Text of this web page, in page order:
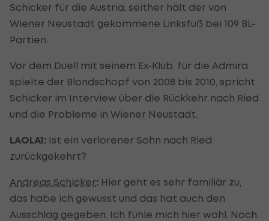
Schicker für die Austria, seither hält der von
Wiener Neustadt gekommene Linksfuß bei 109 BL-
Partien.
Vor dem Duell mit seinem Ex-Klub, für die Admira
spielte der Blondschopf von 2008 bis 2010, spricht
Schicker im Interview über die Rückkehr nach Ried
und die Probleme in Wiener Neustadt.
LAOLA1: Ist ein verlorener Sohn nach Ried
zurückgekehrt?
Andreas Schicker: Hier geht es sehr familiär zu,
das habe ich gewusst und das hat auch den
Ausschlag gegeben. Ich fühle mich hier wohl. Noch